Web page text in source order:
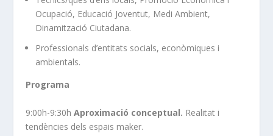
Ocupació, Educació Joventut, Medi Ambient,
Dinamització Ciutadana.
Professionals d’entitats socials, econòmiques i
ambientals.
Programa
9:00h-9:30hAproximació conceptual. Realitat i
tendències dels espais maker.